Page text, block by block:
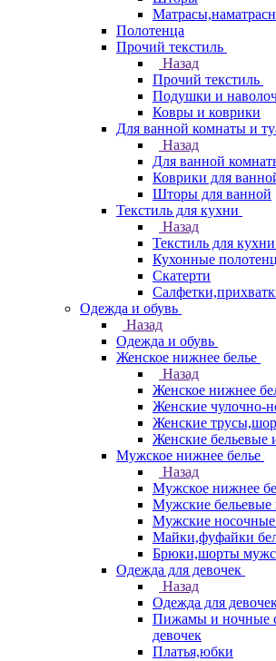
Полотенца
Прочий текстиль
Назад
Прочий текстиль
Подушки и
Ковры и коврики
Для ванной комнаты и
Назад
Для ванной
Коврики для
Шторы для ванной
Текстиль для кухни
Назад
Текстиль для кухни
Кухонные
Скатерти
Одежда и обувь
Назад
Одежда и обувь
Женское нижнее белье
Назад
Женское нижнее
Женские чулочно-
Женские
Женские бельевые
Мужское нижнее белье
Назад
Мужское нижнее
Мужские бельевые
Мужские носочные
Майки,фуфайки
Брюки,шорты
Одежда для девочек
Назад
Одежда для
Пижамы и ночные
девочек
Платья,юбки